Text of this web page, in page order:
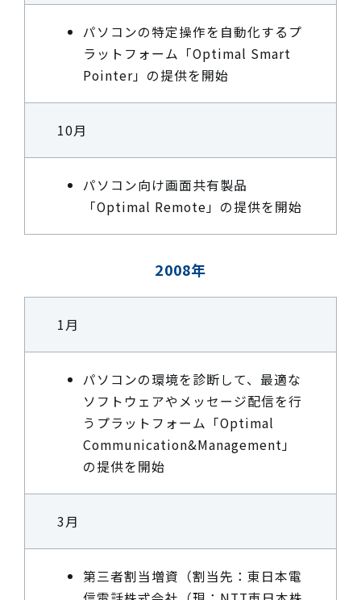
パソコンの特定操作を自動化するプ
ラットフォーム「Optimal Smart
Pointer」の提供を開始
10月
パソコン向け画面共有製品
「Optimal Remote」の提供を開始
2008年
1月
パソコンの環境を診断して、最適な
ソフトウェアやメッセージ配信を行
うプラットフォーム「Optimal
Communication&Management」
の提供を開始
3月
第三者割当増資（割当先：東日本電